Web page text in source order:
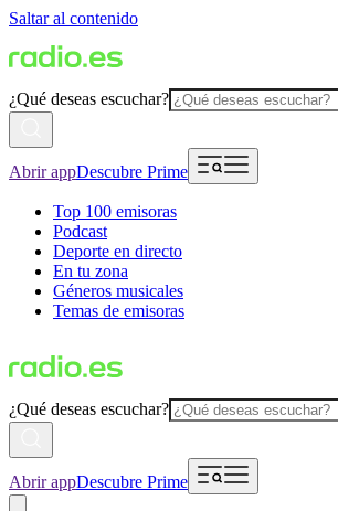
Saltar al contenido
¿Qué deseas escuchar?
Abrir appDescubre Prime
Top 100 emisoras
Podcast
Deporte en directo
En tu zona
Géneros musicales
Temas de emisoras
¿Qué deseas escuchar?
Abrir appDescubre Prime